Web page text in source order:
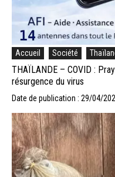
Accueil Société
THAÏLANDE – COVID :
résurgence du virus
Date de publication : 29/04/